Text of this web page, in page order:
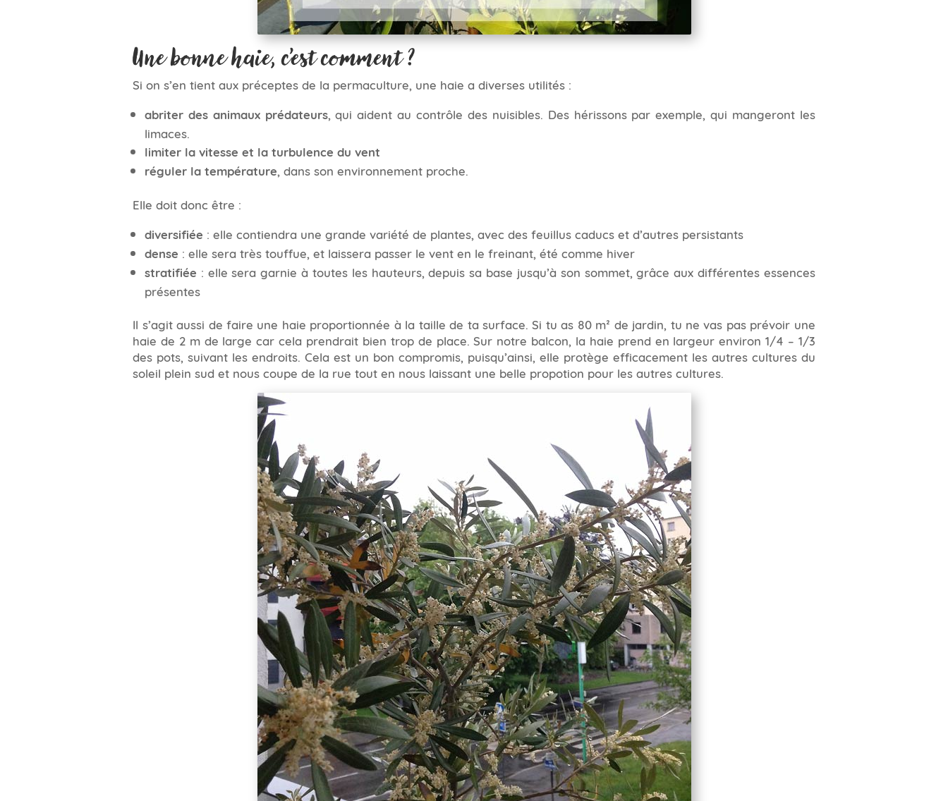
Une bonne haie, c’est comment ?
Si on s’en tient aux préceptes de la permaculture, une haie a diverses utilités :
abriter des animaux prédateurs, qui aident au contrôle des nuisibles. Des hérissons par exemple, qui mangeront les
limaces.
limiter la vitesse et la turbulence du vent
réguler la température, dans son environnement proche.
Elle doit donc être :
diversifiée : elle contiendra une grande variété de plantes, avec des feuillus caducs et d’autres persistants
dense : elle sera très touffue, et laissera passer le vent en le freinant, été comme hiver
stratifiée : elle sera garnie à toutes les hauteurs, depuis sa base jusqu’à son sommet, grâce aux différentes essences
présentes
Il s’agit aussi de faire une haie proportionnée à la taille de ta surface. Si tu as 80 m² de jardin, tu ne vas pas prévoir une
haie de 2 m de large car cela prendrait bien trop de place. Sur notre balcon, la haie prend en largeur environ 1/4 – 1/3
des pots, suivant les endroits. Cela est un bon compromis, puisqu’ainsi, elle protège efficacement les autres cultures du
soleil plein sud et nous coupe de la rue tout en nous laissant une belle propotion pour les autres cultures.